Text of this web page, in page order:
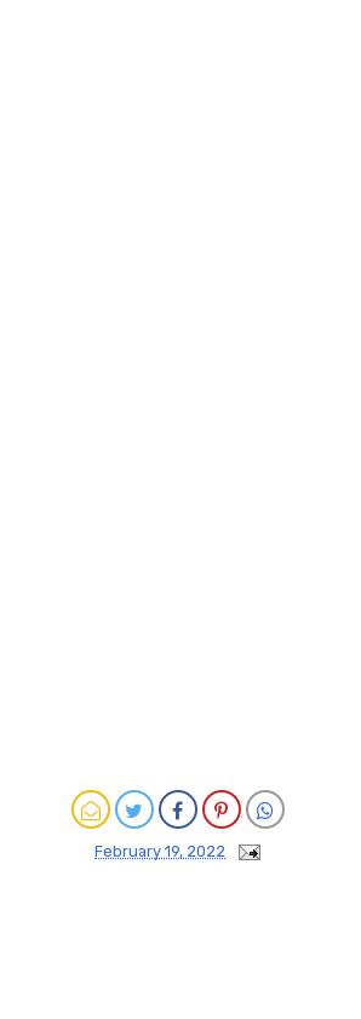
February 19, 2022